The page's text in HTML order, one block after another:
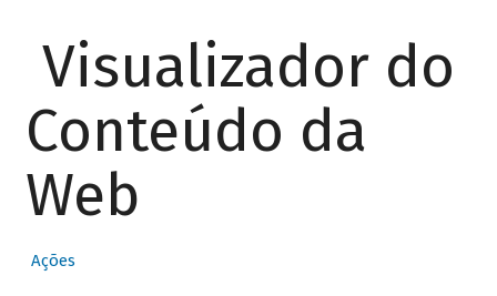
Visualizador do
Conteúdo da
Web
Ações